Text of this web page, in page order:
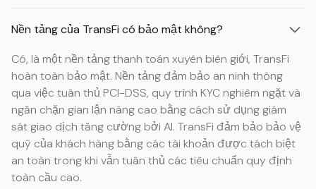
Nền tảng của TransFi có bảo mật không?
Có, là một nền tảng thanh toán xuyên biên giới, TransFi
hoàn toàn bảo mật. Nền tảng đảm bảo an ninh thông
qua việc tuân thủ PCI-DSS, quy trình KYC nghiêm ngặt và
ngăn chặn gian lận nâng cao bằng cách sử dụng giám
sát giao dịch tăng cường bởi AI. TransFi đảm bảo bảo vệ
quỹ của khách hàng bằng các tài khoản được tách biệt
an toàn trong khi vẫn tuân thủ các tiêu chuẩn quy định
toàn cầu cao.